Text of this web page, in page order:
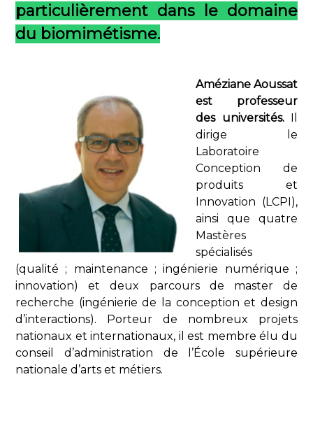
particulièrement dans le domaine
du biomimétisme.
Améziane Aoussat
est professeur
des universités.Il
dirige le
Laboratoire
Conception de
produits et
Innovation (LCPI),
ainsi que quatre
Mastères
spécialisés
(qualité ; maintenance ; ingénierie numérique ;
innovation) et deux parcours de master de
recherche (ingénierie de la conception et design
d’interactions). Porteur de nombreux projets
nationaux et internationaux, il est membre élu du
conseil d’administration de l’École supérieure
nationale d’arts et métiers.